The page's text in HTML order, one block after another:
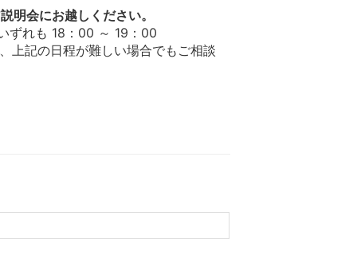
明会にお越しください。
ずれも 18：00 ～ 19：00
上記の日程が難しい場合でもご相談